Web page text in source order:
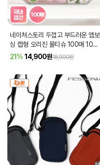
네이쳐스토리 두껍고 부드러운 엠보
싱 캡형 오리진 물티슈 100매 10
팩/20팩
21% 14,900원18,900원